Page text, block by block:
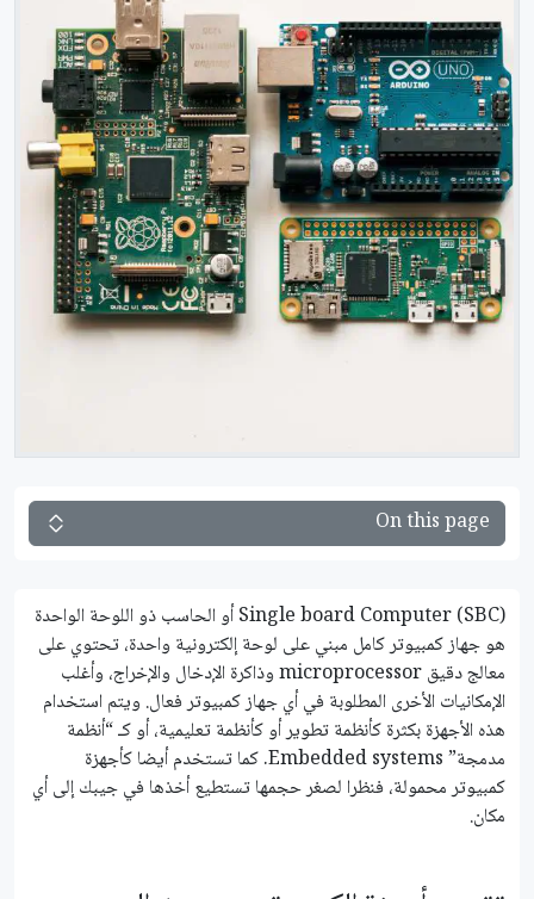
On this page
(SBC) Single board Computer أو الحاسب ذو اللوحة الواحدة
هو جهاز كمبيوتر كامل مبني على لوحة إلكترونية واحدة، تحتوي على
معالج دقيق microprocessor وذاكرة الإدخال والإخراج، وأغلب
الإمكانيات الأخرى المطلوبة في أي جهاز كمبيوتر فعال. ويتم استخدام
هذه الأجهزة بكثرة كأنظمة تطوير أو كأنظمة تعليمية، أو كـ “أنظمة
مدمجة” Embedded systems. كما تستخدم أيضا كأجهزة
كمبيوتر محمولة، فنظرا لصغر حجمها تستطيع أخذها في جيبك إلى أي
مكان.